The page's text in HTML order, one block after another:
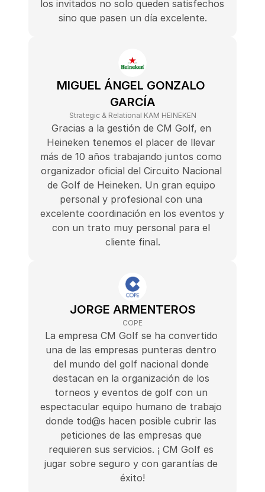
los invitados no solo queden satisfechos
sino que pasen un día excelente.
MIGUEL ÁNGEL GONZALO
GARCÍA
Strategic & Relational KAM HEINEKEN
Gracias a la gestión de CM Golf, en
Heineken tenemos el placer de llevar
más de 10 años trabajando juntos como
organizador oficial del Circuito Nacional
de Golf de Heineken. Un gran equipo
personal y profesional con una
excelente coordinación en los eventos y
con un trato muy personal para el
cliente final.
JORGE ARMENTEROS
COPE
La empresa CM Golf se ha convertido
una de las empresas punteras dentro
del mundo del golf nacional donde
destacan en la organización de los
torneos y eventos de golf con un
espectacular equipo humano de trabajo
donde tod@s hacen posible cubrir las
peticiones de las empresas que
requieren sus servicios. ¡ CM Golf es
jugar sobre seguro y con garantías de
éxito!